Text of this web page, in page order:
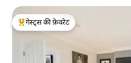
गेस्ट्स का टॉप फ़ेवरेट
गेस्ट्स की फ़ेवरेट